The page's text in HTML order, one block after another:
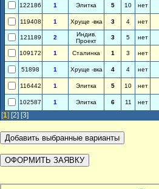
122186 1 Элитка 5 10 нет
119408 1 Хруще -вка 3 4 нет
121189 2
Индив.
Проект
3 5 нет
109172 1 Сталинка 1 3 нет
51898 1 Хруще -вка 4 4 нет
116442 1 Элитка 5 10 нет
102587 1 Элитка 6 11 нет
[1] [2] [3]